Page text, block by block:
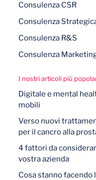
Consulenza CSR
Consulenza
Consulenza R&S
Consulenza
I nostri articoli più
Digitale e mental
mobili
Verso nuovi
per il cancro alla
4 fattori da
vostra azienda
Cosa stanno